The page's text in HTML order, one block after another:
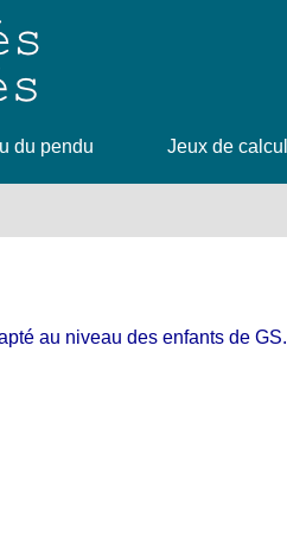
du pendu Jeux de calcul
au niveau des enfants de GS.